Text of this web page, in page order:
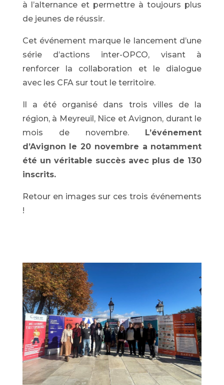
à l’alternance et permettre à toujours plus
de jeunes de réussir.
Cet événement marque le lancement d’une
série d’actions inter-OPCO, visant à
renforcer la collaboration et le dialogue
avec les CFA sur tout le territoire.
Il a été organisé dans trois villes de la
région, à Meyreuil, Nice et Avignon, durant le
mois de novembre. L’événement
d’Avignon le 20 novembre a notamment
été un véritable succès avec plus de 130
inscrits.
Retour en images sur ces trois événements
!